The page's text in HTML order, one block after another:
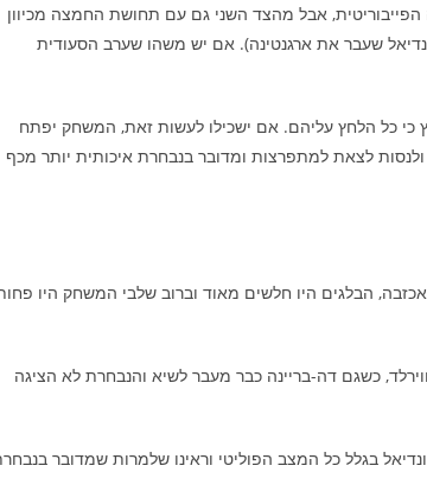
הפייבוריטית, אבל מהצד השני גם עם תחושת החמצה מכיוון
במונדיאל שעבר את ארגנטינה). אם יש משהו שערב הסעודית
כי כל הלחץ עליהם. אם ישכילו לעשות זאת, המשחק יפתח
לצאת למתפרצות ומדובר בנבחרת איכותית יותר מכף
הבלגים היו חלשים מאוד וברוב שלבי המשחק היו
כשגם דה-בריינה כבר מעבר לשיא והנבחרת לא הציגה
בגלל כל המצב הפוליטי וראינו שלמרות שמדובר